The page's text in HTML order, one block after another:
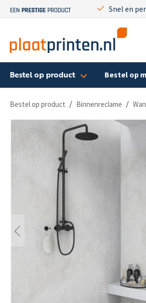
Snel en
Bestel op product Bestel op
Bestel op product / Binnenreclame /